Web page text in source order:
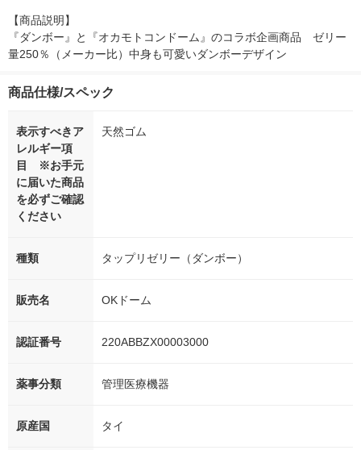
【商品説明】
『ダンボー』と『オカモトコンドーム』のコラボ企画商品　ゼリー
量250％（メーカー比）中身も可愛いダンボーデザイン
商品仕様/スペック
表示すべきア
レルギー項
目 ※お手元
に届いた商品
を必ずご確認
ください
天然ゴム
種類 タップリゼリー（ダンボー）
販売名 OKドーム
認証番号 220ABBZX00003000
薬事分類 管理医療機器
原産国 タイ